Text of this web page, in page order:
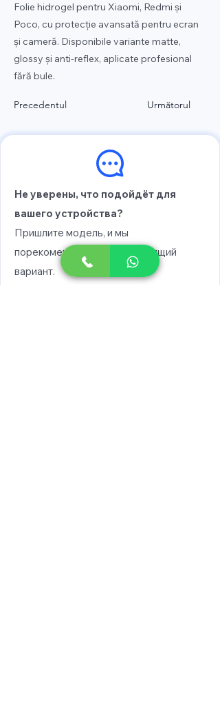
Folie hidrogel pentru Xiaomi, Redmi și
Poco, cu protecție avansată pentru ecran
și cameră. Disponibile variante matte,
glossy și anti-reflex, aplicate profesional
fără bule.
Precedentul Următorul
Не уверены, что подойдёт для
вашего устройства?
Пришлите модель, и мы
порекомендуем вам подходящий
вариант.